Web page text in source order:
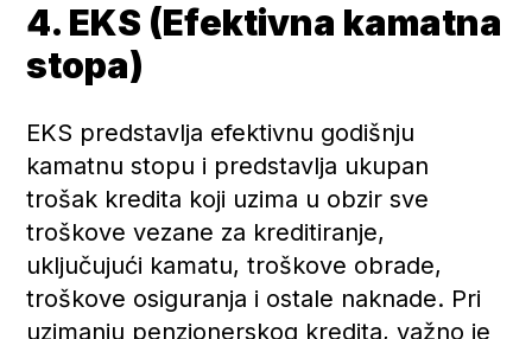
4. EKS (Efektivna kamatna
stopa)
EKS predstavlja efektivnu godišnju
kamatnu stopu i predstavlja ukupan
trošak kredita koji uzima u obzir sve
troškove vezane za kreditiranje,
uključujući kamatu, troškove obrade,
troškove osiguranja i ostale naknade. Pri
uzimanju penzionerskog kredita, važno je